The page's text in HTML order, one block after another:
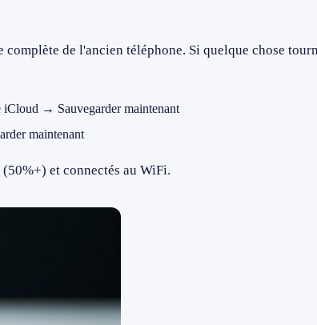
de l'ancien téléphone. Si quelque chose
→ Sauvegarder maintenant
maintenant
et connectés au WiFi.